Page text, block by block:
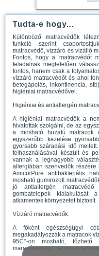
Tudta-e hogy...
Különböző matracvédők
funkció szerint
matracvédő, vízzáró és vízálló
Fontos, hogy a matracvédőt
feladatnak megfelelően
fontos, hanem csak a
vízzáró matracvédőt és ahol
betegápolás, inkontinencia,
higiéniai matracvédővel.
Higiéniai és antiallergén
A higiéniai matracvédők a
hivatottak szolgálni, de az
a mosható huzatú matracok
egyszerűbb kezelése
gyorsabb száradási idő
felhasználásával készült és
vannak a legnagyobb
allergiában szenvedők
AmicorPure antibakteriális
mosható gumirozott
jó antiallergén
gombatelepek kialakulását
atkamentes környezetet biztosít.
Vízzáró matracvédők:
A főként egészségügyi
megakadályozzák a matracok
95C°-on mosható, főzhető
maradéktalanul betöltik